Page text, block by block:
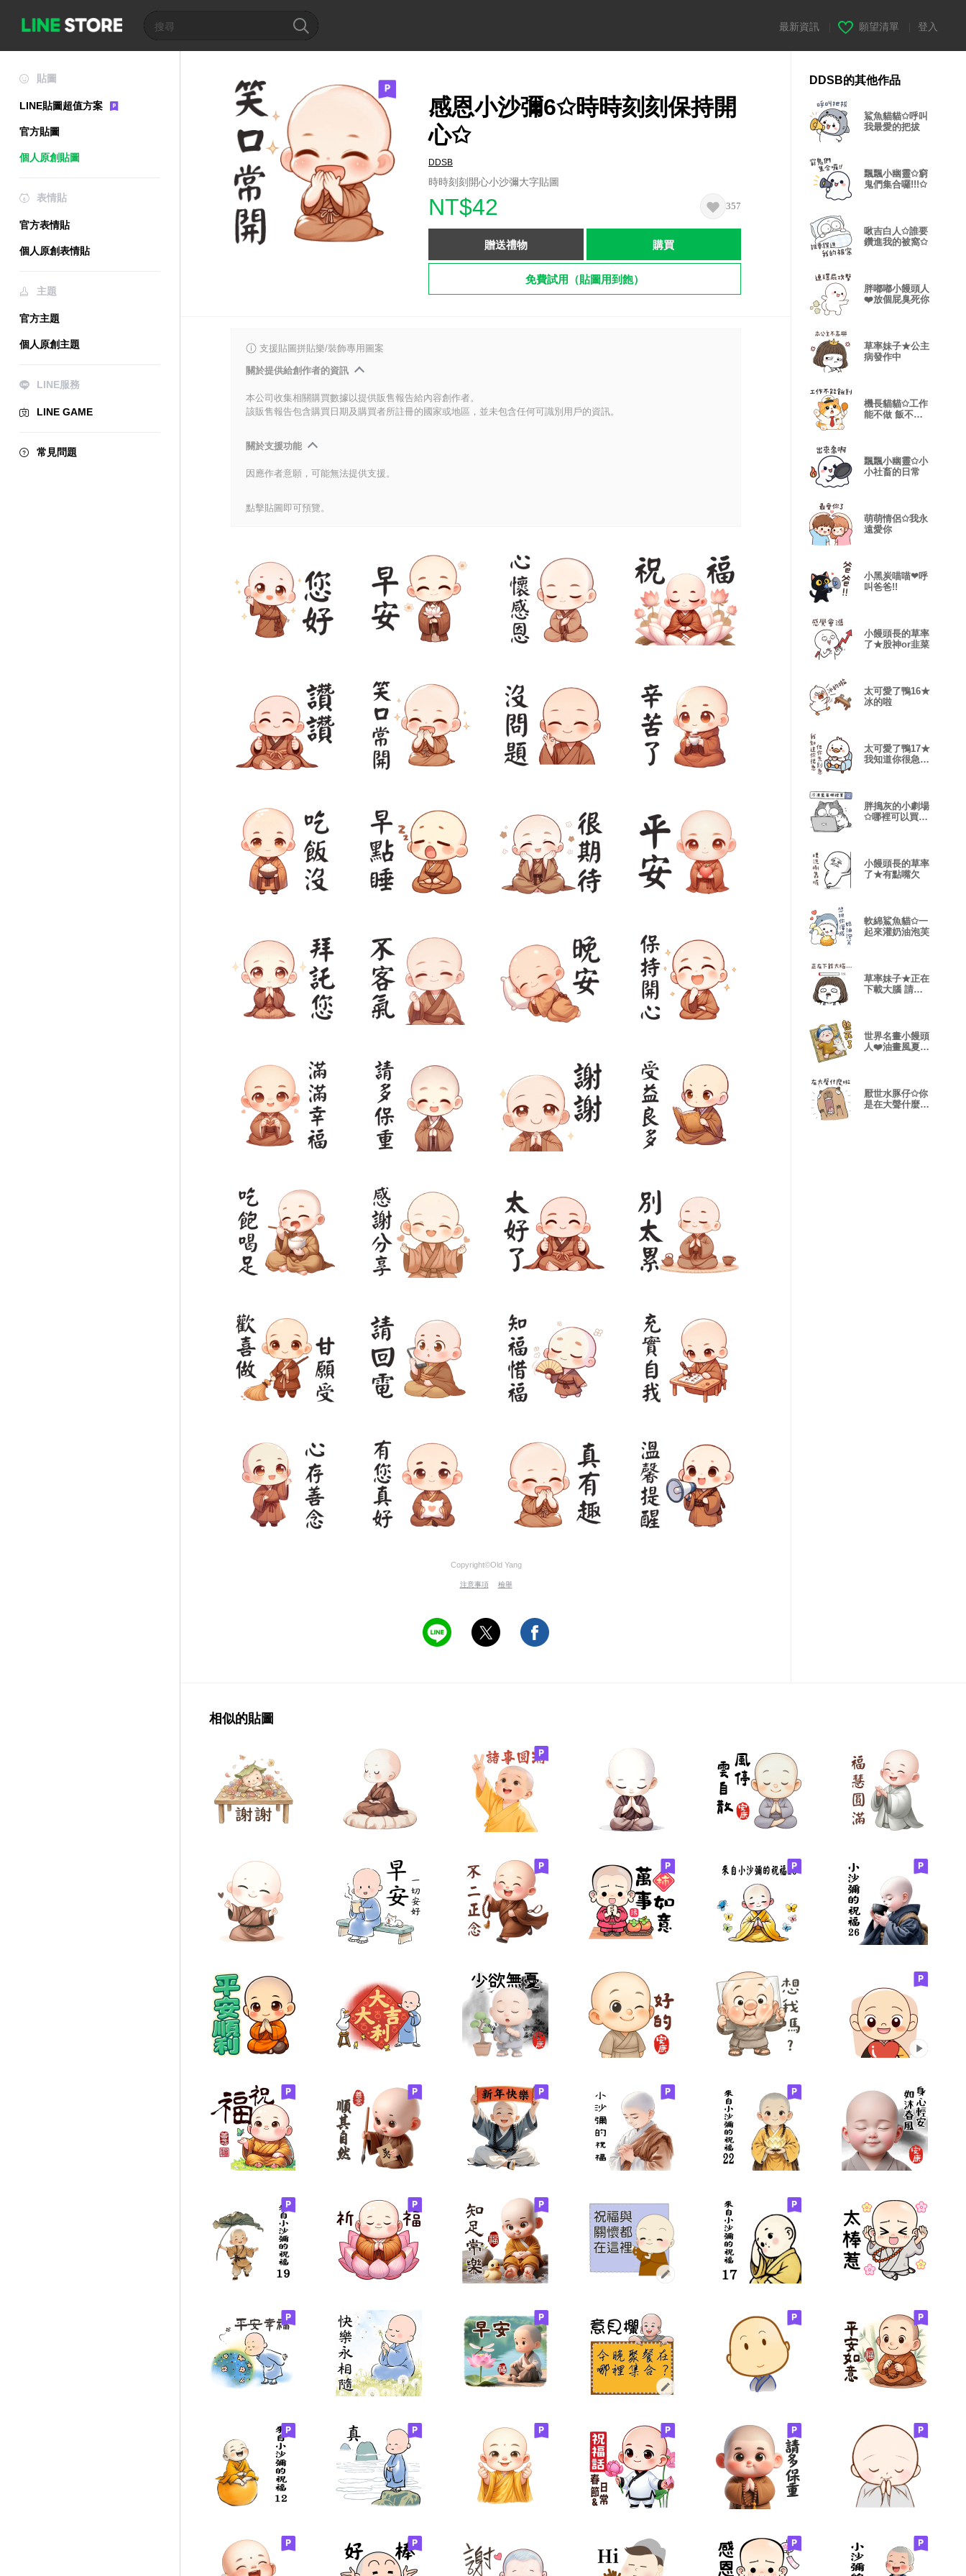
最新資訊 願望清單 登入
貼圖
LINE貼圖超值方案
官方貼圖
個人原創貼圖
表情貼
官方表情貼
個人原創表情貼
主題
官方主題
個人原創主題
LINE服務
LINE GAME
常見問題
感恩小沙彌6✩時時刻刻保持開
心✩
DDSB
時時刻刻開心小沙彌大字貼圖
NT$42 357
贈送禮物 購買
免費試用（貼圖用到飽）
支援貼圖拼貼樂/裝飾專用圖案
關於提供給創作者的資訊
本公司收集相關購買數據以提供販售報告給內容創作者。
該販售報告包含購買日期及購買者所註冊的國家或地區，並未包含任何可識別用戶的資訊。
關於支援功能
因應作者意願，可能無法提供支援。
點擊貼圖即可預覽。
Copyright©Old Yang
注意事項 檢舉
DDSB的其他作品
鯊魚貓貓✩呼叫
我最愛的把拔
飄飄小幽靈✩窮
鬼們集合囉!!!✩
啾吉白人✩誰要
鑽進我的被窩✩
胖嘟嘟小饅頭人
❤️放個屁臭死你
草率妹子★公主
病發作中
機長貓貓✩工作
能不做 飯不能
飄飄小幽靈✩小
小社畜的日常
萌萌情侶✩我永
遠愛你
小黑炭喵喵❤呼
叫爸爸!!
小饅頭長的草率
了★股神or韭菜
太可愛了鴨16★
冰的啦
太可愛了鴨17★
我知道你很急但
胖搗灰的小劇場
✩哪裡可以買的
小饅頭長的草率
了★有點嘴欠
軟綿鯊魚貓✩一
起來灌奶油泡芙
草率妹子★正在
下載大腦 請見
世界名畫小饅頭
人❤️油畫風夏天
厭世水豚仔✩你
是在大聲什麼
相似的貼圖